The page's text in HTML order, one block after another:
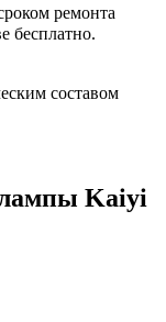
ремонта
бесплатно.
составом
лампы Kaiyi